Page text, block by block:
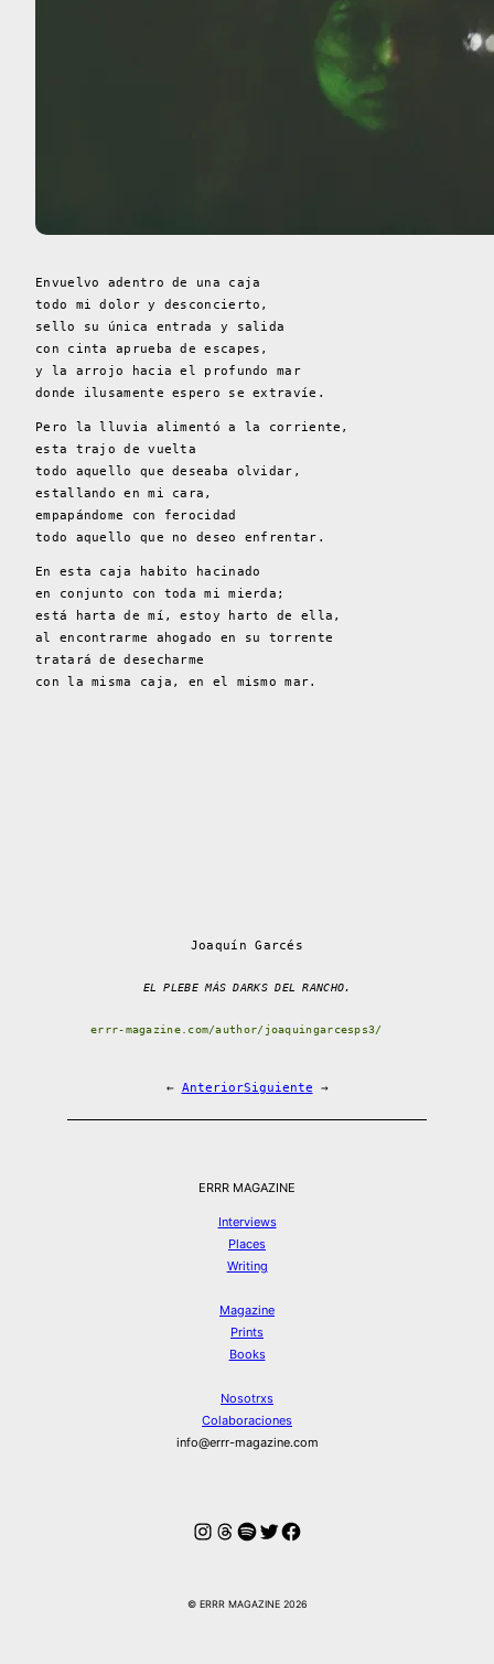
Envuelvo adentro de una caja
todo mi dolor y desconcierto,
sello su única entrada y salida
con cinta aprueba de escapes,
y la arrojo hacia el profundo mar
donde ilusamente espero se extravíe.
Pero la lluvia alimentó a la corriente,
esta trajo de vuelta
todo aquello que deseaba olvidar,
estallando en mi cara,
empapándome con ferocidad
todo aquello que no deseo enfrentar.
En esta caja habito hacinado
en conjunto con toda mi mierda;
está harta de mí, estoy harto de ella,
al encontrarme ahogado en su torrente
tratará de desecharme
con la misma caja, en el mismo mar.
Joaquín Garcés
EL PLEBE MÁS DARKS DEL RANCHO.
errr-magazine.com/author/joaquingarcesps3/
← AnteriorSiguiente →
ERRR MAGAZINE
Interviews
Places
Writing
Magazine
Prints
Books
Nosotrxs
Colaboraciones
info@errr-magazine.com
Instagram
Hilos
Spotify
Twitter
Facebook
© ERRR MAGAZINE 2026